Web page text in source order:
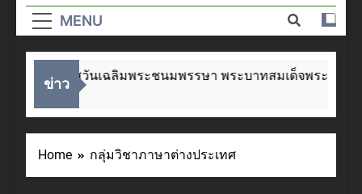
อาชีวศึกษา
นครสวรรค์
MENU
ข่าว
ในโอกาสวันเฉลิมพระชนมพรรษา พระบาทสมเด็จพระเจ้าอยู่หั
Home กลุ่มวิชาภาษาต่างประเทศ